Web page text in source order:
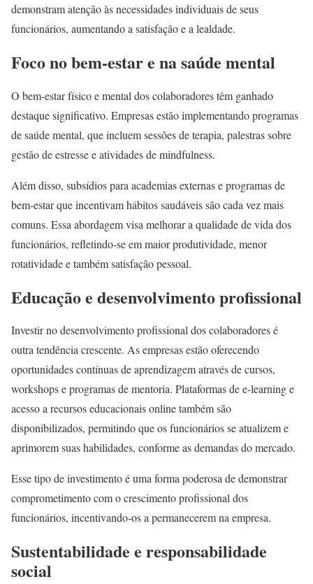
demonstram atenção às necessidades individuais de seus
funcionários, aumentando a satisfação e a lealdade.
Foco no bem-estar e na saúde mental
O bem-estar físico e mental dos colaboradores têm ganhado
destaque significativo. Empresas estão implementando programas
de saúde mental, que incluem sessões de terapia, palestras sobre
gestão de estresse e atividades de mindfulness.
Além disso, subsídios para academias externas e programas de
bem-estar que incentivam hábitos saudáveis são cada vez mais
comuns. Essa abordagem visa melhorar a qualidade de vida dos
funcionários, refletindo-se em maior produtividade, menor
rotatividade e também satisfação pessoal.
Educação e desenvolvimento profissional
Investir no desenvolvimento profissional dos colaboradores é
outra tendência crescente. As empresas estão oferecendo
oportunidades contínuas de aprendizagem através de cursos,
workshops e programas de mentoria. Plataformas de e-learning e
acesso a recursos educacionais online também são
disponibilizados, permitindo que os funcionários se atualizem e
aprimorem suas habilidades, conforme as demandas do mercado.
Esse tipo de investimento é uma forma poderosa de demonstrar
comprometimento com o crescimento profissional dos
funcionários, incentivando-os a permanecerem na empresa.
Sustentabilidade e responsabilidade
social